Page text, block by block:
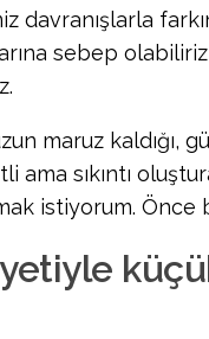
davranışlarla
sebep
maruz kaldığı,
ama sıkıntı
istiyorum. Önce